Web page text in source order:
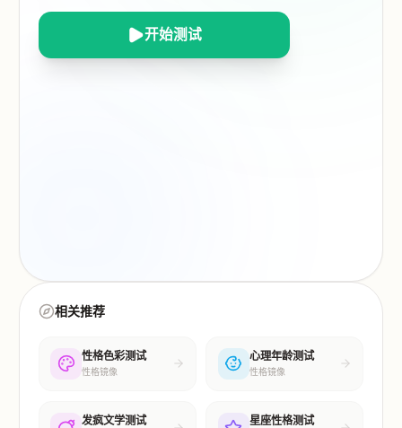
开始测试
相关推荐
性格色彩测试
性格镜像
心理年龄测试
性格镜像
发疯文学测试 星座性格测试